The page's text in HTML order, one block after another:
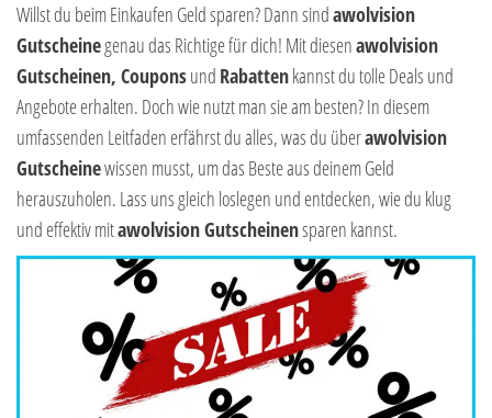
Willst du beim Einkaufen Geld sparen? Dann sindawolvision
Gutscheinegenau das Richtige für dich! Mit diesenawolvision
Gutscheinen, Couponsund Rabattenkannst du tolle Deals und
Angebote erhalten. Doch wie nutzt man sie am besten? In diesem
umfassenden Leitfaden erfährst du alles, was du überawolvision
Gutscheinewissen musst, um das Beste aus deinem Geld
herauszuholen. Lass uns gleich loslegen und entdecken, wie du klug
und effektiv mitawolvision Gutscheinensparen kannst.